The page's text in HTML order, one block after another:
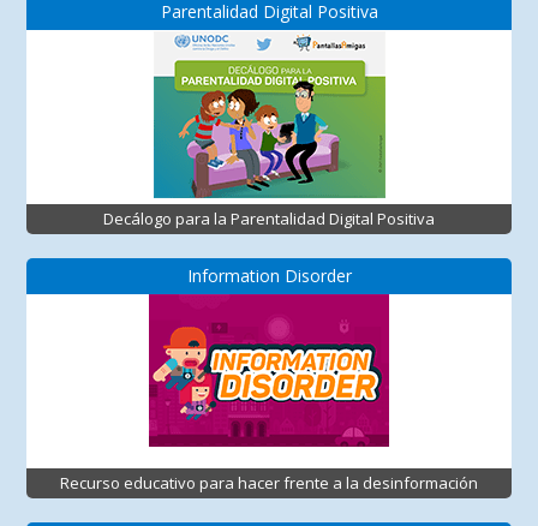
Parentalidad Digital Positiva
Decálogo para la Parentalidad Digital Positiva
Information Disorder
Recurso educativo para hacer frente a la desinformación